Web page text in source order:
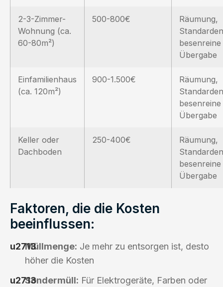
2-3-Zimmer-
Wohnung (ca.
60-80m²)
500-800€
Räumung,
besenreine
Übergabe
Einfamilienhaus
(ca. 120m²)
900-1.500€
Räumung,
besenreine
Übergabe
Keller oder
Dachboden
250-400€
Räumung,
besenreine
Übergabe
Faktoren, die die Kosten
beeinflussen:
Müllmenge: Je mehr zu entsorgen ist, desto
höher die Kosten
Sondermüll: Für Elektrogeräte, Farben oder